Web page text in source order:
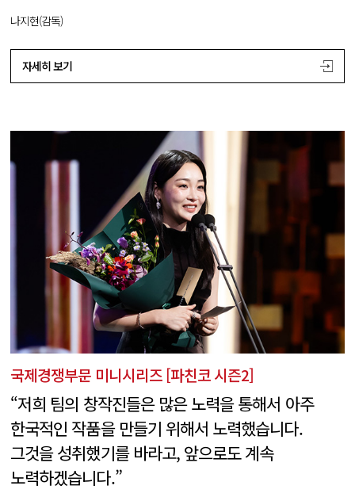
나지현(감독)
자세히 보기
국제경쟁부문 미니시리즈 [파친코 시즌2]
“저희 팀의 창작진들은 많은 노력을 통해서 아주
한국적인 작품을 만들기 위해서 노력했습니다.
그것을 성취했기를 바라고, 앞으로도 계속
노력하겠습니다.”